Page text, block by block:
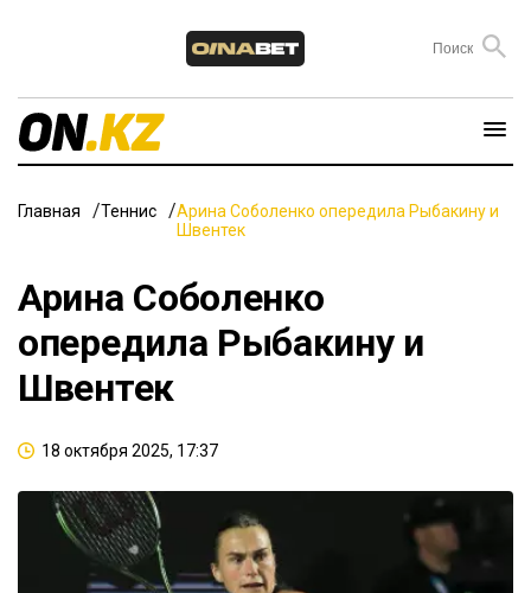
Главная Теннис
Арина Соболенко опередила Рыбакину и
Швентек
Арина Соболенко
опередила Рыбакину и
Швентек
18 октября 2025, 17:37